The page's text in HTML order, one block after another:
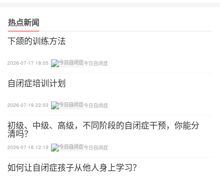
各种尝试分布在几天进行。通过这种方式，王艳就能
教思思一些重要的技能，同时提高思思成功的机会，
并因此维持其动机。下面一个例子与这个例子形成鲜
明的对比。
A.坏的例子
思思已经学会了认读数字，现在他的妈妈王艳想让他
学习自己电话的号码。她说：“你的电话号码是555-4
713.你能说吗？说5-5-5-4-7-1-3."思思说"1-3"王艳
说"7-1-3."直到思思感到受挫折，并开始咬手指为
热点新闻
下颌的训练方法
2026-07-17 18:05 今日自闭症
自闭症培训计划
2026-07-19 22:03 今日自闭症
初级、中级、高级，不同阶段的自闭症干预，你能分
清吗？
2026-07-18 12:19 今日自闭症
如何让自闭症孩子从他人身上学习？